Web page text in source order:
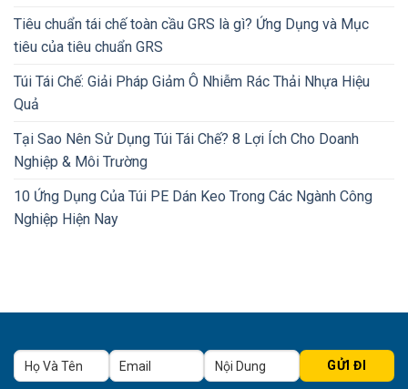
Tiêu chuẩn tái chế toàn cầu GRS là gì? Ứng Dụng và Mục
tiêu của tiêu chuẩn GRS
Túi Tái Chế: Giải Pháp Giảm Ô Nhiễm Rác Thải Nhựa Hiệu
Quả
Tại Sao Nên Sử Dụng Túi Tái Chế? 8 Lợi Ích Cho Doanh
Nghiệp & Môi Trường
10 Ứng Dụng Của Túi PE Dán Keo Trong Các Ngành Công
Nghiệp Hiện Nay